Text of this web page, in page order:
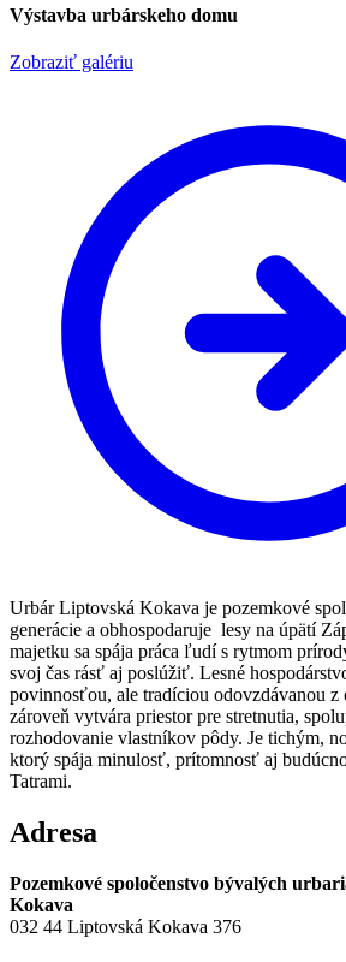
Výstavba urbárskeho domu
Zobraziť galériu
Urbár Liptovská Kokava je pozemkové
generácie a obhospodaruje lesy na úpätí
majetku sa spája práca ľudí s rytmom
svoj čas rásť aj poslúžiť. Lesné
povinnosťou, ale tradíciou odovzdávanou z
zároveň vytvára priestor pre stretnutia,
rozhodovanie vlastníkov pôdy. Je tichým,
ktorý spája minulosť, prítomnosť aj
Tatrami.
Adresa
Pozemkové spoločenstvo bývalých
Kokava
032 44 Liptovská Kokava 376